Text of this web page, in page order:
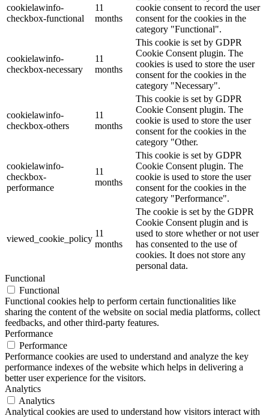
cookielawinfo-
checkbox-functional
11
months
cookie consent to record the user
consent for the cookies in the
category "Functional".
cookielawinfo-
checkbox-necessary
11
months
This cookie is set by GDPR
Cookie Consent plugin. The
cookies is used to store the user
consent for the cookies in the
category "Necessary".
cookielawinfo-
checkbox-others
11
months
This cookie is set by GDPR
Cookie Consent plugin. The
cookie is used to store the user
consent for the cookies in the
category "Other.
cookielawinfo-
checkbox-
performance
11
months
This cookie is set by GDPR
Cookie Consent plugin. The
cookie is used to store the user
consent for the cookies in the
category "Performance".
viewed_cookie_policy
11
months
The cookie is set by the GDPR
Cookie Consent plugin and is
used to store whether or not user
has consented to the use of
cookies. It does not store any
personal data.
Functional
Functional
Functional cookies help to perform certain functionalities like
sharing the content of the website on social media platforms, collect
feedbacks, and other third-party features.
Performance
Performance
Performance cookies are used to understand and analyze the key
performance indexes of the website which helps in delivering a
better user experience for the visitors.
Analytics
Analytics
Analytical cookies are used to understand how visitors interact with